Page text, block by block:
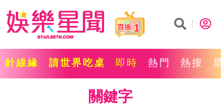
1
針線緣 請世界吃桌 即時 熱門 熱搜
關鍵字